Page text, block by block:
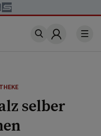
Account
selber